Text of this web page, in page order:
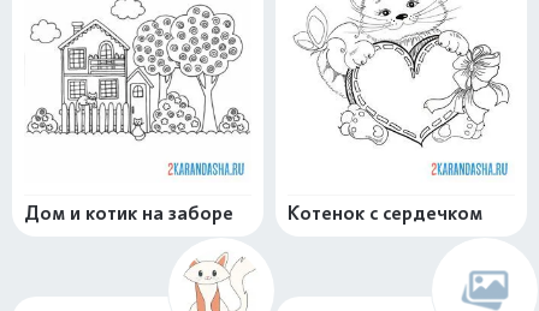
Дом и котик на заборе Котенок с сердечком